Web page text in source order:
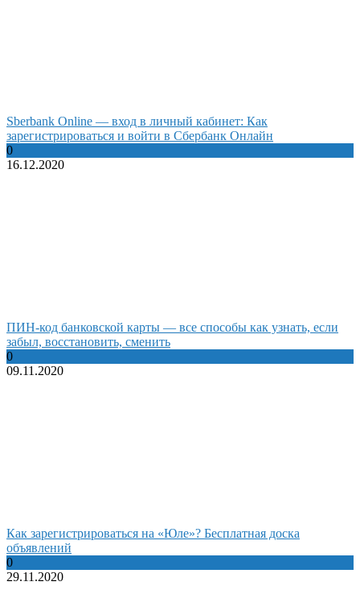
Sberbank Online — вход в личный кабинет: Как
зарегистрироваться и войти в Сбербанк Онлайн
0
16.12.2020
ПИН-код банковской карты — все способы как узнать, если
забыл, восстановить, сменить
0
09.11.2020
Как зарегистрироваться на «Юле»? Бесплатная доска
объявлений
0
29.11.2020